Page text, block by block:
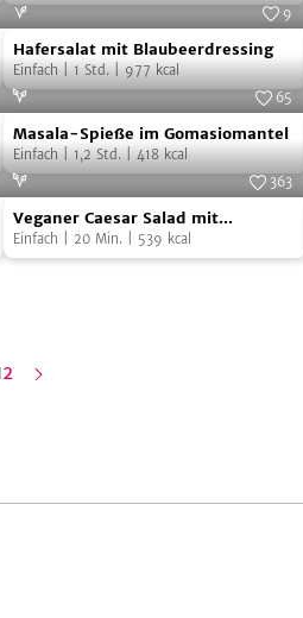
Salat-
Sticks
mit
scharfer
Honigsauce
Hafersalat
mit
Blaubeerdressing
Foto: nutsandblueberries
9
Hafersalat mit Blaubeerdressing
Einfach| 1 Std.| 977 kcal
Masala-
Spieße
im
Gomasiomantel
Foto: SevenCooks
65
Masala-Spieße im Gomasiomantel
Einfach| 1,2 Std.| 418kcal
Veganer
Caesar
Salad
Foto:
363
Veganer Caesar Salad mit
Kichererbsen
Einfach 20 Min. 539 kcal
letzte
2 näcsteSeit